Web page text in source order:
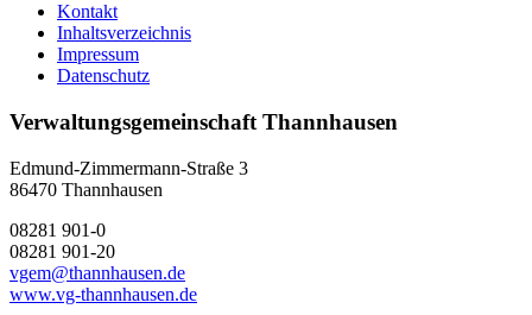
Kontakt
Inhaltsverzeichnis
Impressum
Datenschutz
Verwaltungsgemeinschaft Thannhausen
Edmund-Zimmermann-Straße 3
86470 Thannhausen
08281 901-0
08281 901-20
vgem@thannhausen.de
www.vg-thannhausen.de